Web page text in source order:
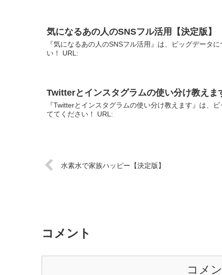
気になるあの人のSNSフル活用【決定版】
『気になるあの人のSNSフル活用』は、ビッグデータ
い！ URL:
Twitterとインスタグラムの使い分け教えま
『Twitterとインスタグラムの使い分け教えます』は、
ててください！ URL:
水素水で家族ハッピー【決定版】
コメント
コメ